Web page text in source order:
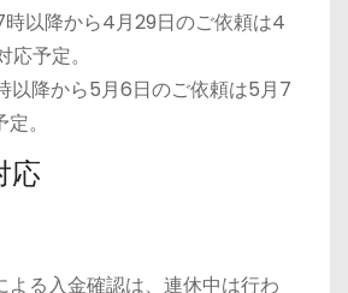
時以降から4月29日のご依頼は4
予定。
以降から5月6日のご依頼は5月7
。
応
よる入金確認は、連休中は行わ